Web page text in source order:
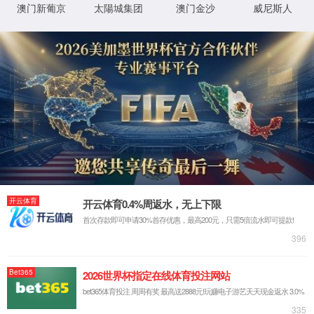
详细错误信息:
模块 IIS Web Core
通知
MapRequestHan
dler
处理程
序
StaticFile
错误代
码
0x80070002
请求的
URL
:80/en/index.html
径
C:\sites\udimc\en\index.html
登录方
法
匿名
登录用 匿名
详细信息:
此错误表明文件或目录在服务器上不存在。请创建文件或目录并重新尝试请
求。
XML 地图